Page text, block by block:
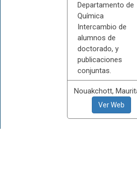
Departamento de
Química
Intercambio de
alumnos de
doctorado, y
publicaciones
conjuntas.
Nouakchott,
Ver Web